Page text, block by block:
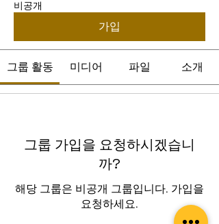
비공개
가입
그룹 활동 미디어 파일 소개
그룹 가입을 요청하시겠습니
까?
해당 그룹은 비공개 그룹입니다. 가입을
요청하세요.